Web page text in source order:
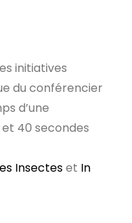
initiatives
du conférencier
d’une
40 secondes
Insecteset In